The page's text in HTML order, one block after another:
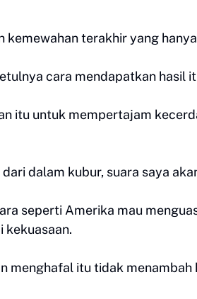
kemewahan terakhir yang
cara mendapatkan hasil
itu untuk mempertajam
dalam kubur, suara saya
seperti Amerika mau
kekuasaan.
menghafal itu tidak